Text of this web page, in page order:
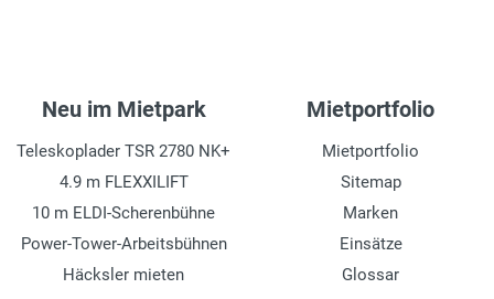
Neu im Mietpark
Teleskoplader TSR 2780 NK+
4.9 m FLEXXILIFT
10 m ELDI-Scherenbühne
Power-Tower-Arbeitsbühnen
Häcksler mieten
Mietportfolio
Mietportfolio
Sitemap
Marken
Einsätze
Glossar